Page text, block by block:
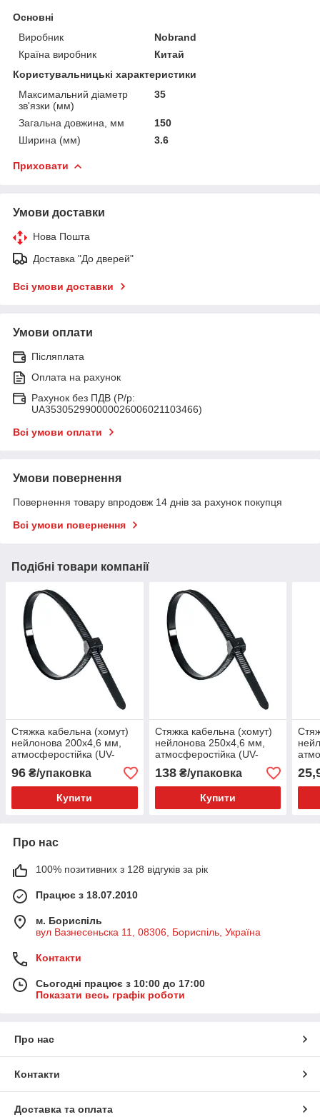
Основні
Виробник
Nobrand
Країна виробник
Китай
Користувальницькі характеристики
Максимальний діаметр
зв'язки (мм)
35
Загальна довжина, мм
150
Ширина (мм)
3.6
Приховати
Умови доставки
Нова Пошта
Доставка "До дверей"
Всі умови доставки
Умови оплати
Післяплата
Оплата на рахунок
Рахунок без ПДВ (Р/р:
UA353052990000026006021103466)
Всі умови оплати
Умови повернення
Повернення товару впродовж 14 днів за рахунок покупця
Всі умови повернення
Подібні товари компанії
Стяжка кабельна (хомут)
нейлонова 200х4,6 мм,
атмосферостійка (UV-
стійка) (CV-200W)
96 ₴/упаковка
Купити
Стяжка кабельна (хомут)
нейлонова 250х4,6 мм,
атмосферостійка (UV-
стійка) (CV-250W)
138₴/упаковка
Купити
Про нас
100% позитивних з 128 відгуків за рік
Працює з 18.07.2010
м. Бориспіль
вул Вазнесеньска 11, 08306, Бориспіль, Україна
Контакти
Сьогодні працює з 10:00 до 17:00
Показати весь графік роботи
Про нас
Контакти
Доставка та оплата